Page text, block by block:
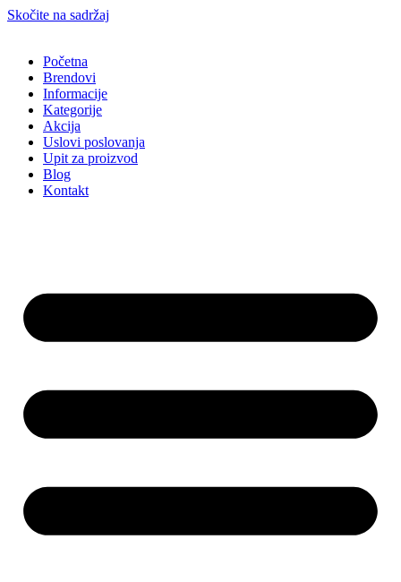
Skočite na sadržaj
Početna
Brendovi
Informacije
Kategorije
Akcija
Uslovi poslovanja
Upit za proizvod
Blog
Kontakt